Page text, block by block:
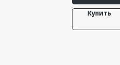
двигателя
Купить